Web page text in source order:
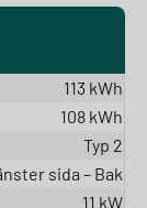
113 kWh
108 kWh
Typ 2
sida – Bak
11 kW